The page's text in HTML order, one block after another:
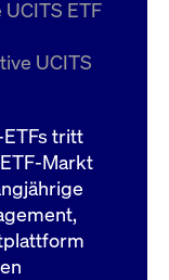
ETF
UCITS
ETFs tritt
Markt